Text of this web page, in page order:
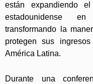
están expandiendo
estadounidense
transformando la
protegen sus
América Latina.
Durante una